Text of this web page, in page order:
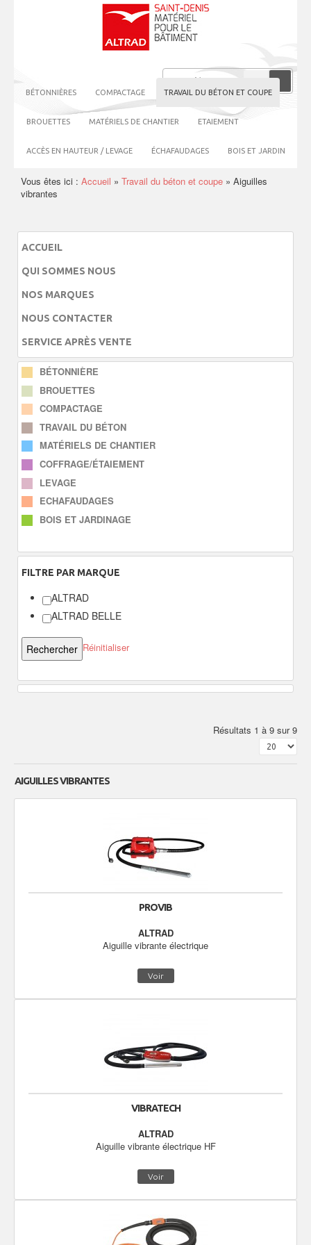
BÉTONNIÈRES COMPACTAGE TRAVAIL DU BÉTON ET COUPE
BROUETTES MATÉRIELS DE CHANTIER ETAIEMENT
ACCÈS EN HAUTEUR / LEVAGE ÉCHAFAUDAGES BOIS ET JARDIN
Vous êtes ici : Accueil » Travail du béton et coupe » Aiguilles
vibrantes
ACCUEIL
QUI SOMMES NOUS
NOS MARQUES
NOUS CONTACTER
SERVICE APRÈS VENTE
BÉTONNIÈRE
BROUETTES
COMPACTAGE
TRAVAIL DU BÉTON
MATÉRIELS DE CHANTIER
COFFRAGE/ÉTAIEMENT
LEVAGE
ECHAFAUDAGES
BOIS ET JARDINAGE
FILTRE PAR MARQUE
ALTRAD
ALTRAD BELLE
Réinitialiser
Résultats 1 à 9 sur 9
AIGUILLES VIBRANTES
PROVIB
ALTRAD
Aiguille vibrante électrique
Voir
VIBRATECH
ALTRAD
Aiguille vibrante électrique HF
Voir